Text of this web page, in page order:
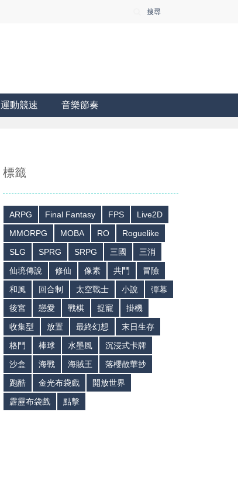
搜尋
運動競速 音樂節奏
標籤
ARPG Final Fantasy FPS
Live2D
MMORPG
MOBA RO
Roguelike
SLG
SPRG SRPG 三國
三消
仙境傳說
修仙 像素 共鬥
冒險
和風
回合制 太空戰士 小說
彈幕
後宮
戀愛 戰棋 捉寵
掛機
收集型
放置 最終幻想
末日生存
格鬥
棒球 水墨風
沉浸式卡牌
沙盒
海戰 海賊王
落櫻散華抄
跑酷
金光布袋戲
開放世界
霹靂布袋戲
點擊